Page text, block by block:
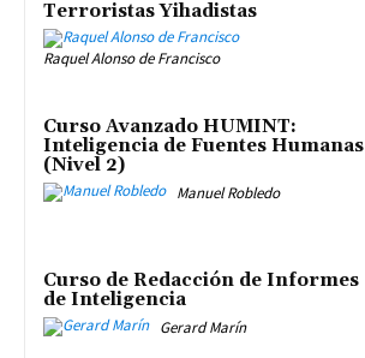
Terroristas Yihadistas
Raquel Alonso de Francisco
Curso Avanzado HUMINT:
Inteligencia de Fuentes Humanas
(Nivel 2)
Manuel Robledo
Curso de Redacción de Informes
de Inteligencia
Gerard Marín